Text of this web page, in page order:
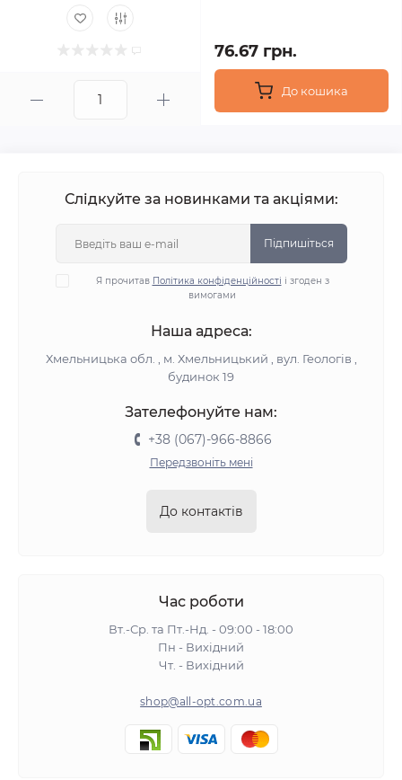
76.67 грн.
До кошика
Слідкуйте за новинками та акціями:
Підпишіться
Я прочитав Політика конфіденційності і згоден з
вимогами
Наша адреса:
Хмельницька обл. , м. Хмельницький , вул. Геологів ,
будинок 19
Зателефонуйте нам:
+38 (067)-966-8866
Передзвоніть мені
До контактів
Час роботи
Вт.-Ср. та Пт.-Нд. - 09:00 - 18:00
Пн - Вихідний
Чт. - Вихідний
shop@all-opt.com.ua